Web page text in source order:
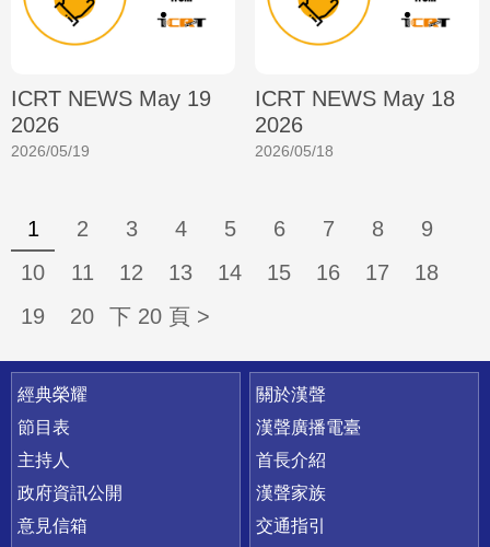
ICRT NEWS May 19
2026
2026/05/19
ICRT NEWS May 18
2026
2026/05/18
1 2 3 4 5 6 7 8
9
10
11 12 13 14 15 16 17
18
19
20 下 20 頁 >
快速連結
經典榮耀
節目表
主持人
政府資訊公開
意見信箱
關於漢聲
漢聲廣播電臺
首長介紹
漢聲家族
交通指引